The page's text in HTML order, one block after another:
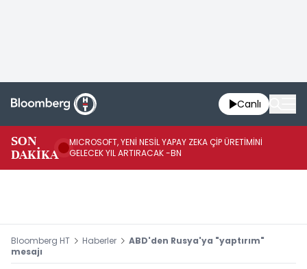
Canlı
SON
DAKİKA
MICROSOFT, YENİ NESİL YAPAY ZEKA ÇİP ÜRETİMİNİ
GELECEK YIL ARTIRACAK -BN
Bloomberg HT Haberler
ABD'den Rusya'ya "yaptırım"
mesajı